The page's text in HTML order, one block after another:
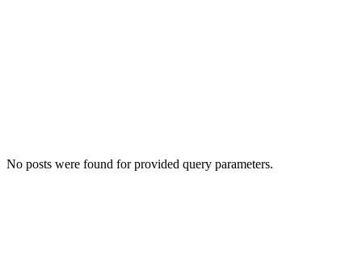
No posts were found for provided query parameters.